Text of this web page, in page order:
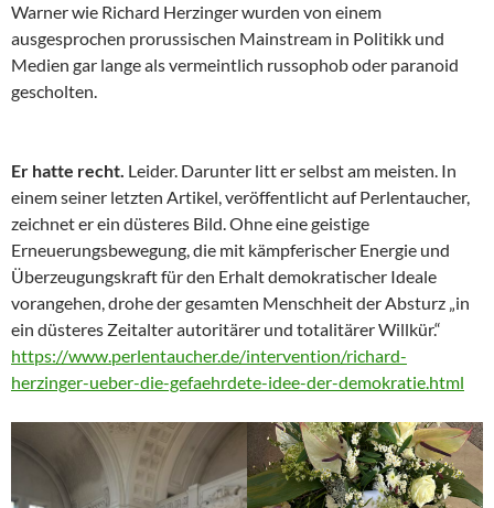
Warner wie Richard Herzinger wurden von einem
ausgesprochen prorussischen Mainstream in Politikk und
Medien gar lange als vermeintlich russophob oder paranoid
gescholten.
Er hatte recht. Leider. Darunter litt er selbst am meisten. In
einem seiner letzten Artikel, veröffentlicht auf Perlentaucher,
zeichnet er ein düsteres Bild. Ohne eine geistige
Erneuerungsbewegung, die mit kämpferischer Energie und
Überzeugungskraft für den Erhalt demokratischer Ideale
vorangehen, drohe der gesamten Menschheit der Absturz „in
ein düsteres Zeitalter autoritärer und totalitärer Willkür.“
https://www.perlentaucher.de/intervention/richard-
herzinger-ueber-die-gefaehrdete-idee-der-demokratie.html